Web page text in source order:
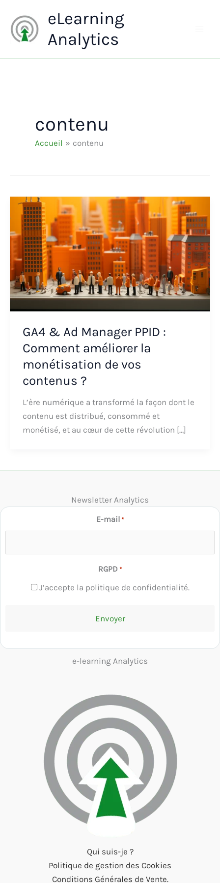
contenu
eLearning
Analytics
contenu
Accueil contenu
GA4 & Ad Manager PPID :
Comment améliorer la
monétisation de vos
contenus ?
L’ère numérique a transformé la façon dont le
contenu est distribué, consommé et
monétisé, et au cœur de cette révolution […]
Newsletter Analytics
E-mail *
RGPD *
J’accepte la politique de confidentialité.
e-learning Analytics
Qui suis-je ?
Politique de gestion des Cookies
Conditions Générales de Vente.